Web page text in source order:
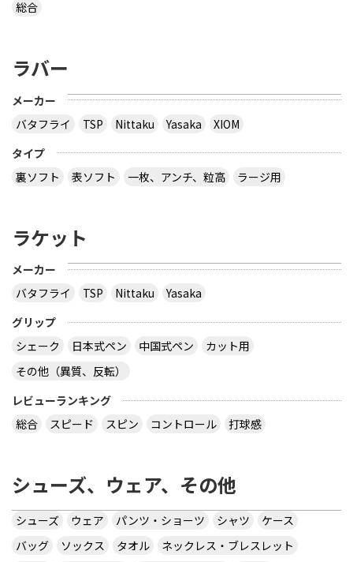
総合
ラバー
メーカー
バタフライ
TSP Nittaku Yasaka
XIOM
タイプ
裏ソフト
表ソフト 一枚、アンチ、粒高 ラージ用
ラケット
メーカー
バタフライ
TSP Nittaku
Yasaka
グリップ
シェーク
日本式ペン 中国式ペン
カット用
その他（異質、反転）
レビューランキング
総合
スピード スピン コントロール 打球感
シューズ、ウェア、その他
シューズ ウェア パンツ・ショーツ シャツ
ケース
バッグ
ソックス タオル
ネックレス・ブレスレット